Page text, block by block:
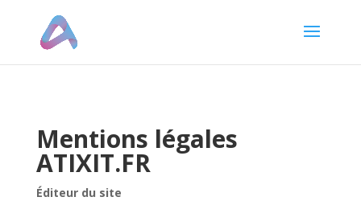
Mentions légales
ATIXIT.FR
Éditeur du site